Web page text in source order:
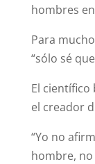
hombres
Para
“sólo sé
El científico
el creador
“Yo no
hombre,